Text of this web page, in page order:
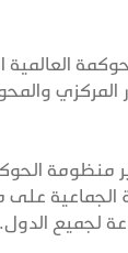
منظومة
على
لجميع الدول.